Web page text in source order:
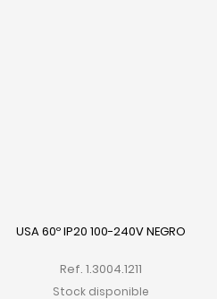
USA 60º IP20 100-240V NEGRO
Ref. 1.3004.1211
Stock disponible